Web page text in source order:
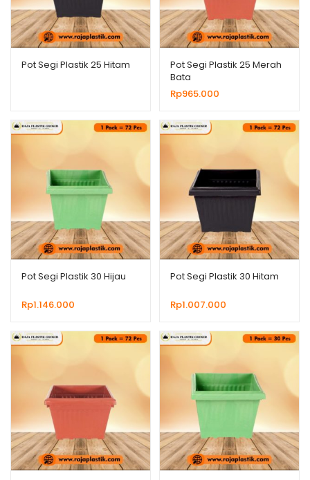
Pot Segi Plastik 25 Hitam
Pot Segi Plastik 25 Merah
Bata
Rp965.000
Pot Segi Plastik 30 Hijau
Rp1.146.000
Pot Segi Plastik 30 Hitam
Rp1.007.000